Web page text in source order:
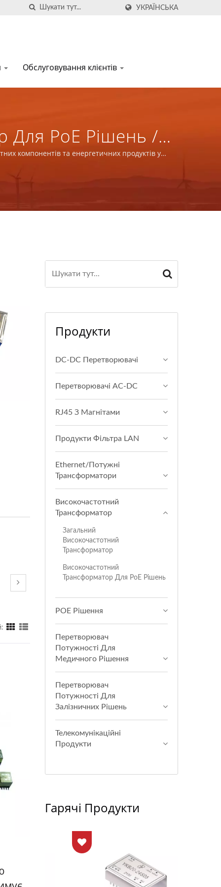
УКРАЇНСЬКА
Обслуговування клієнтів
Для PoE Рішень /
Компонентів Та
компонентів та енергетичних продуктів у
Продукти
DC-DC Перетворювачі
Перетворювачі AC-DC
RJ45 З Магнітами
Продукти Фільтра LAN
Ethernet/Потужні
Трансформатори
Високочастотний
Трансформатор
Загальний
Високочастотний
Трансформатор
Високочастотний
Трансформатор Для PoE Рішень
POE Рішення
Перетворювач
Потужності Для
Медичного Рішення
Перетворювач
Потужності Для
Залізничних Рішень
Телекомунікаційні
Продукти
Гарячі Продукти